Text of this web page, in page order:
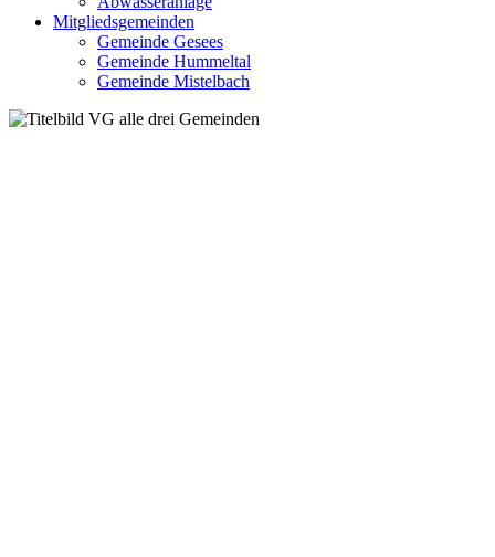
Mitgliedsgemeinden
Gemeinde Gesees
Gemeinde Hummeltal
Gemeinde Mistelbach